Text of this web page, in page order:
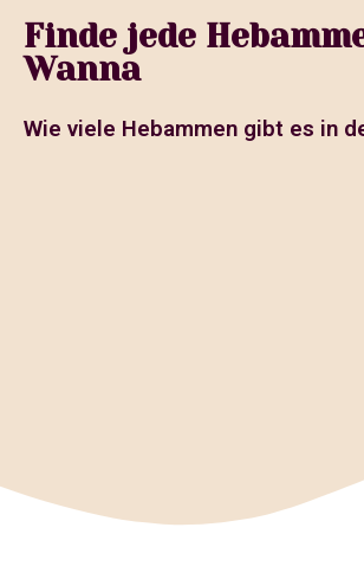
Finde jede
Wanna
Wie viele Hebammen gibt es in